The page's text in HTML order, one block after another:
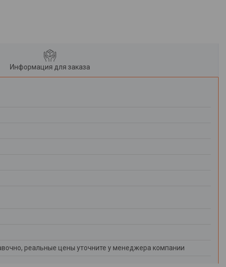
Информация для заказа
реальные цены уточните у менеджера компании